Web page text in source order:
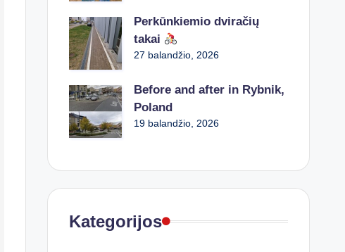
Perkūnkiemio dviračių
takai
27 balandžio, 2026
Before and after in Rybnik,
Poland
19 balandžio, 2026
Kategorijos